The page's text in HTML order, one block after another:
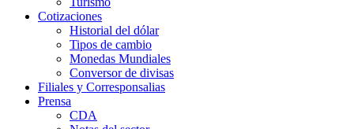
Cotizaciones
Historial del dólar
Tipos de cambio
Monedas Mundiales
Conversor de divisas
Filiales y Corresponsalias
Prensa
CDA